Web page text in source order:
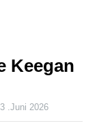
Keegan
3 .Juni 2026